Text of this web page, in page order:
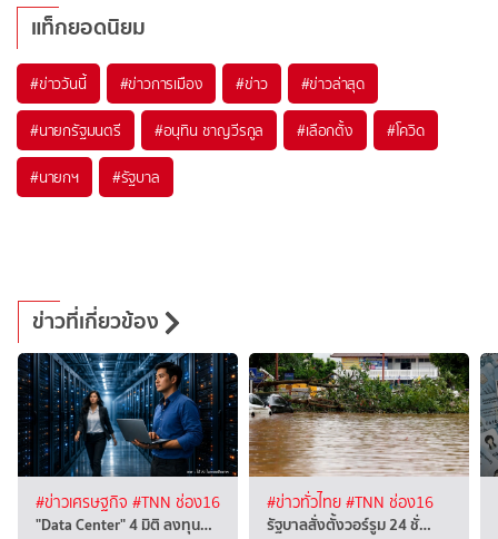
แท็กยอดนิยม
#ข่าววันนี้ #ข่าวการเมือง #ข่าว #ข่าวล่าสุด
#นายกรัฐมนตรี #อนุทิน ชาญวีรกูล #เลือกตั้ง #โควิด
#นายกฯ #รัฐบาล
ข่าวที่เกี่ยวข้อง
#ข่าวเศรษฐกิจ #TNN ช่อง16
"Data Center" 4 มิติ ลงทุน…
#ข่าวทั่วไทย#TNN ช่อง16
รัฐบาลสั่งตั้งวอร์รูม 24 ชั่…